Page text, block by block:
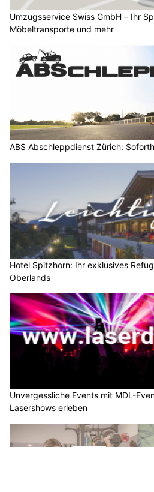
Umzugsservice Swiss GmbH – Ihr
Möbeltransporte und mehr
ABS Abschleppdienst Zürich:
Hotel Spitzhorn: Ihr exklusives
Oberlands
Unvergessliche Events mit MDL-
Lasershows erleben